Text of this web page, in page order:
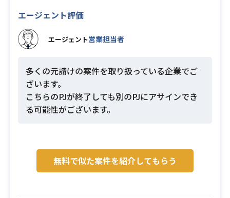
エージェント評価
エージェント営業担当者
多くの元請けの案件を取り扱っている企業でご
ざいます。
こちらのPJが終了しても別のPJにアサインでき
る可能性がございます。
無料で似た案件を紹介してもらう